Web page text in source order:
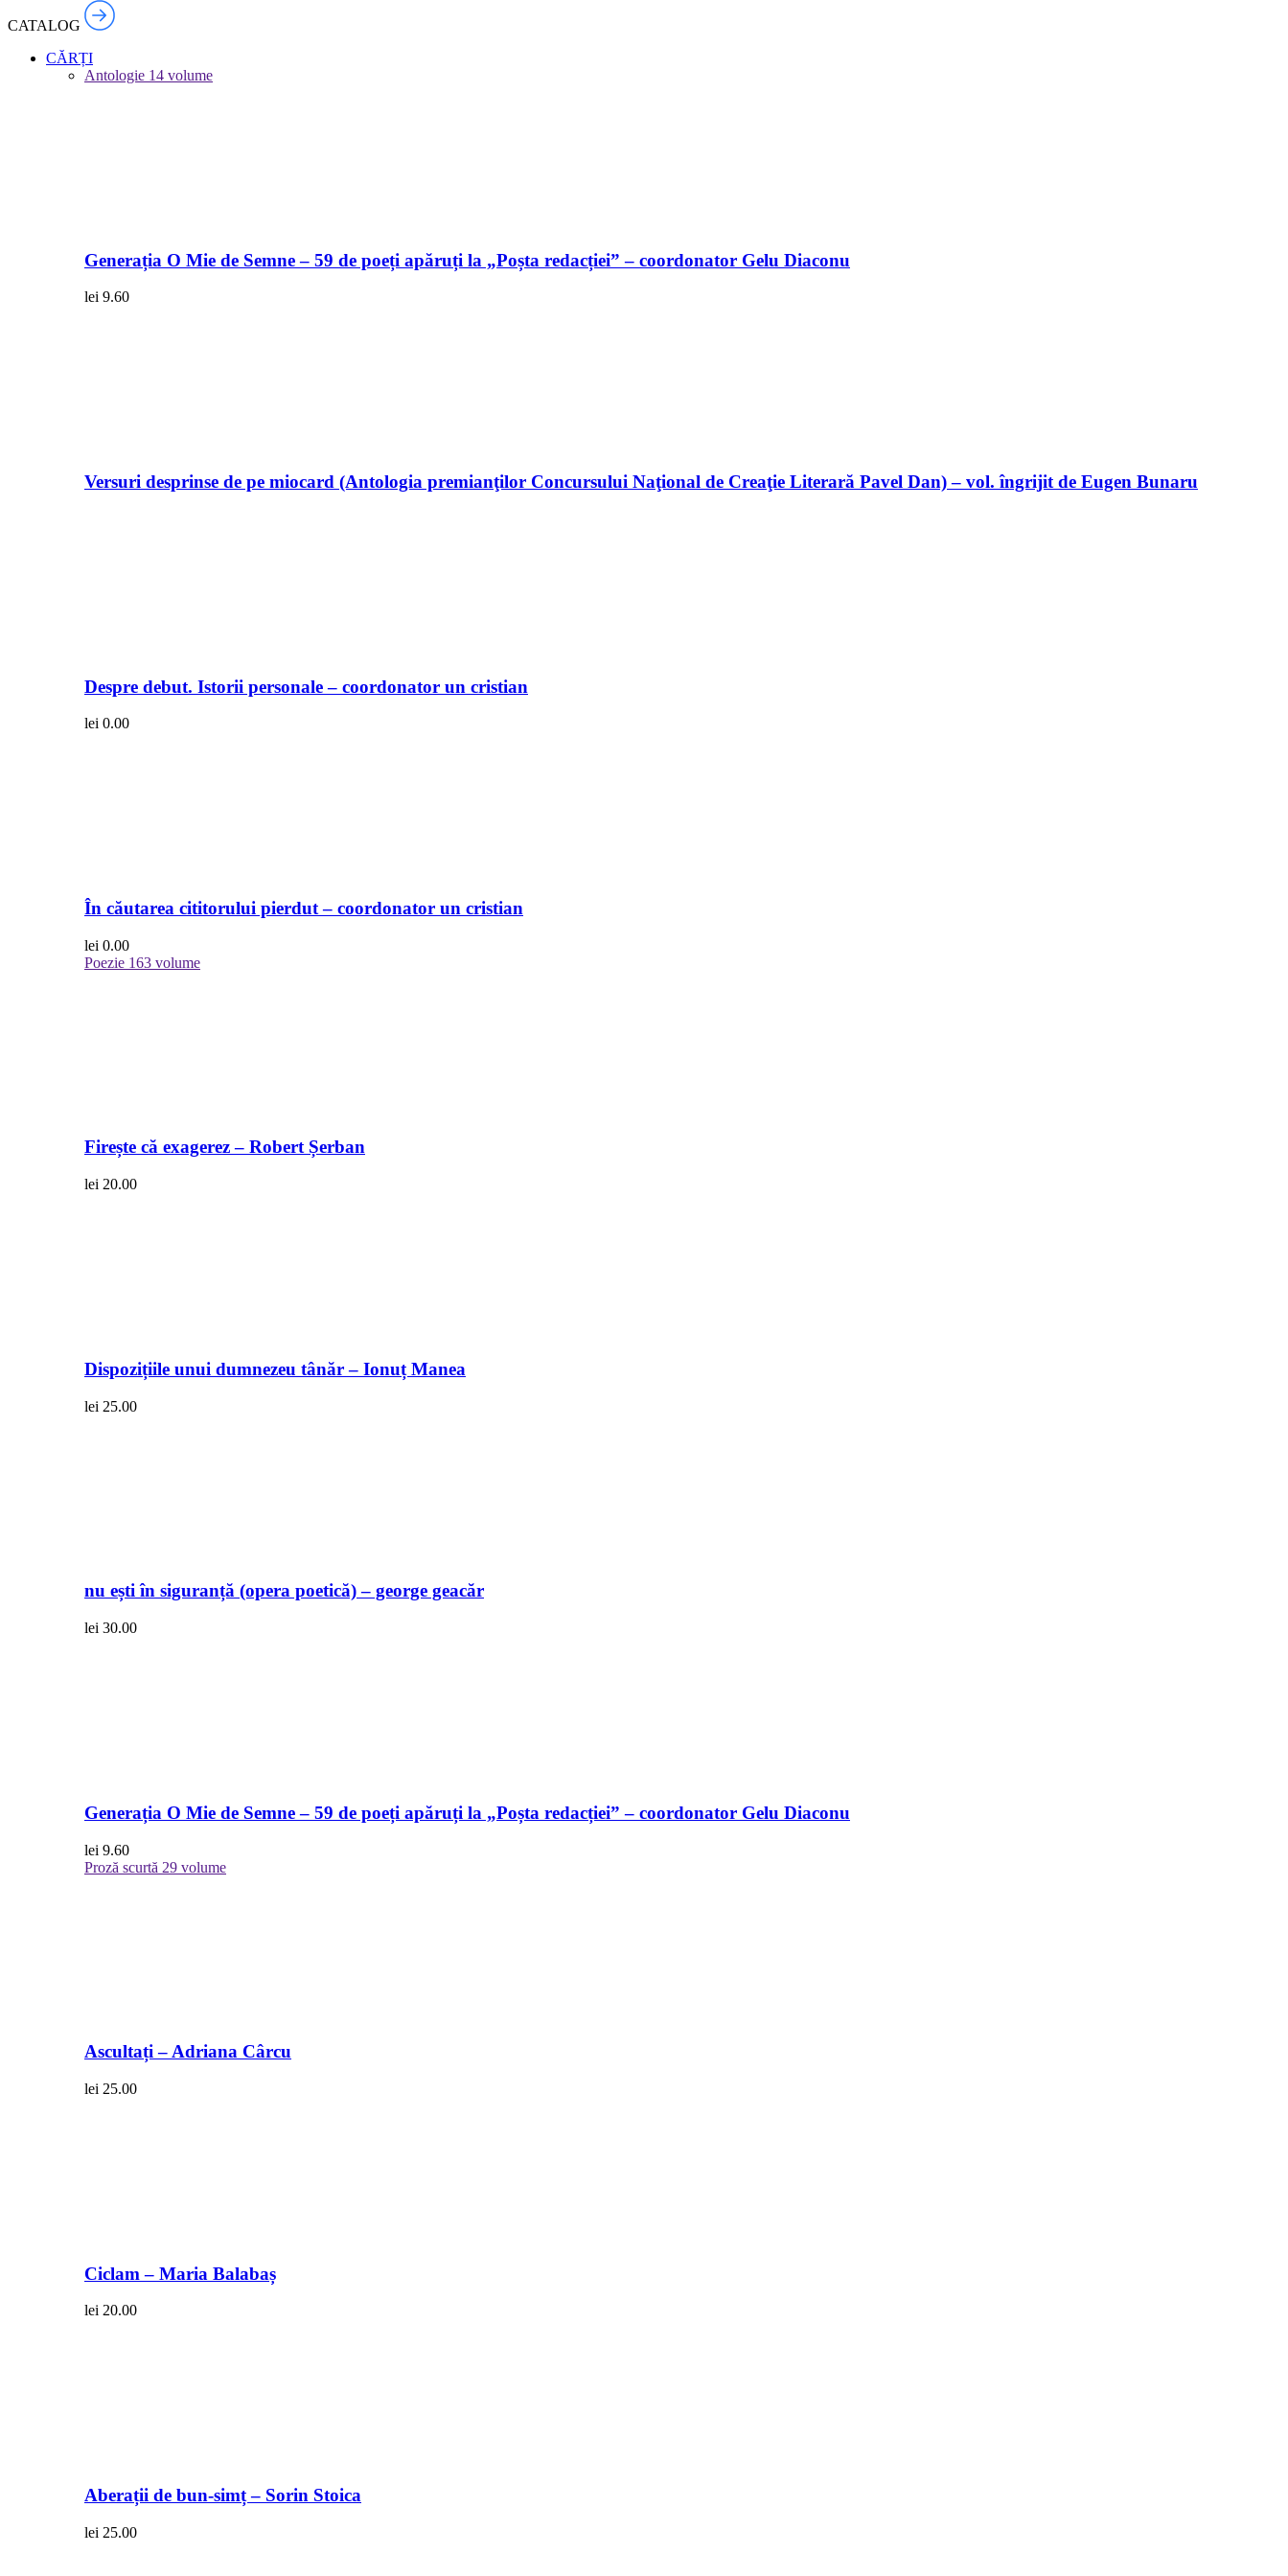
CATALOG
CĂRȚI
Antologie 14 volume
Generația O Mie de Semne – 59 de poeți apăruți la „Poșta redacției” – coordonator Gelu Diaconu
lei 9.60
Versuri desprinse de pe miocard (Antologia premianţilor Concursului Naţional de Creaţie Literară Pavel Dan) – vol. îngrijit de Eugen Bunaru
Despre debut. Istorii personale – coordonator un cristian
lei 0.00
În căutarea cititorului pierdut – coordonator un cristian
lei 0.00
Poezie 163 volume
Firește că exagerez – Robert Șerban
lei 20.00
Dispozițiile unui dumnezeu tânăr – Ionuț Manea
lei 25.00
nu ești în siguranță (opera poetică) – george geacăr
lei 30.00
Generația O Mie de Semne – 59 de poeți apăruți la „Poșta redacției” – coordonator Gelu Diaconu
lei 9.60
Proză scurtă 29 volume
Ascultați – Adriana Cârcu
lei 25.00
Ciclam – Maria Balabaș
lei 20.00
Aberații de bun-simț – Sorin Stoica
lei 25.00